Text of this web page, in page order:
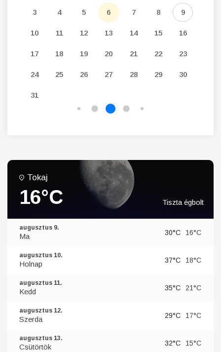
3 4 5 6 7 8 9
10 11 12 13 14 15 16
17 18 19 20 21 22 23
24 25 26 27 28 29 30
31
Tokaj
16°C Tiszta égbolt
augusztus 9.
Ma 30°C 16°C
augusztus 10.
Holnap 37°C 18°C
augusztus 11.
Kedd 35°C 21°C
augusztus 12.
Szerda 29°C 17°C
augusztus 13.
Csütörtök 32°C 15°C